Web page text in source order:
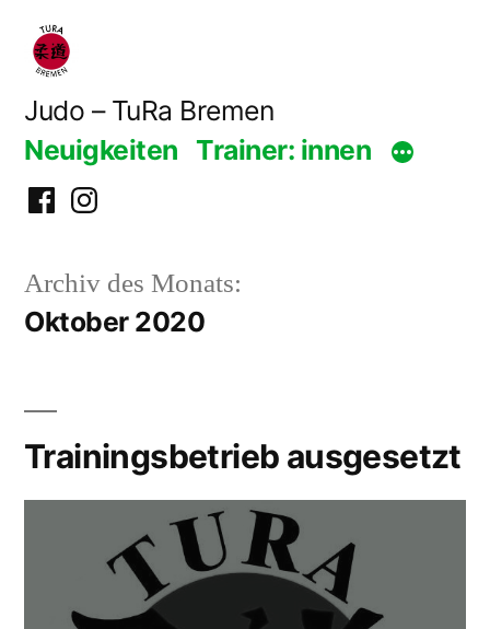
Zum
Inhalt
springen
Judo – TuRa Bremen
Neuigkeiten Trainer: innen
FacebookInstagram
Archiv des Monats:
Oktober 2020
Trainingsbetrieb ausgesetzt